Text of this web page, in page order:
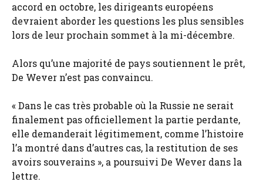
accord en octobre, les dirigeants européens
devraient aborder les questions les plus sensibles
lors de leur prochain sommet à la mi-décembre.
Alors qu’une majorité de pays soutiennent le prêt,
De Wever n’est pas convaincu.
« Dans le cas très probable où la Russie ne serait
finalement pas officiellement la partie perdante,
elle demanderait légitimement, comme l’histoire
l’a montré dans d’autres cas, la restitution de ses
avoirs souverains », a poursuivi De Wever dans la
lettre.